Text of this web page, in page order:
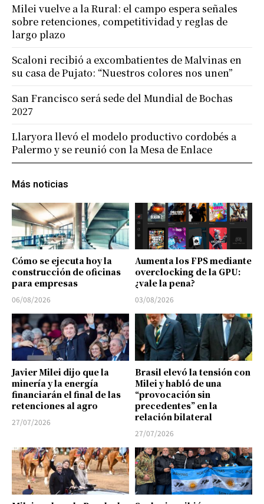
Más noticias
Cómo se ejecuta hoy la
construcción de oficinas
para empresas
06/08/2026
Aumenta los FPS mediante
overclocking de la GPU:
¿vale la pena?
03/08/2026
Javier Milei dijo que la
minería y la energía
financiarán el final de las
retenciones al agro
27/07/2026
Brasil elevó la tensión con
Milei y habló de una
“provocación sin
precedentes” en la
relación bilateral
27/07/2026
Milei vuelve a la Rural: el campo espera señales
sobre retenciones, competitividad y reglas de
largo plazo
Scaloni recibió a excombatientes de Malvinas en
su casa de Pujato: “Nuestros colores nos unen”
San Francisco será sede del Mundial de Bochas
2027
Llaryora llevó el modelo productivo cordobés a
Palermo y se reunió con la Mesa de Enlace